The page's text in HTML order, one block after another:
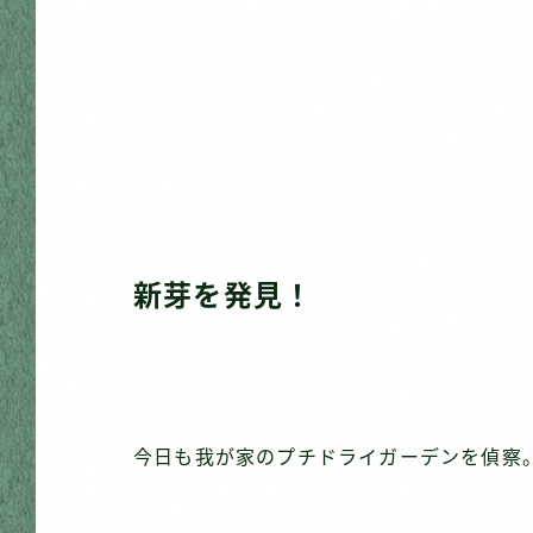
新芽を発見！
今日も我が家のプチドライガーデンを偵察